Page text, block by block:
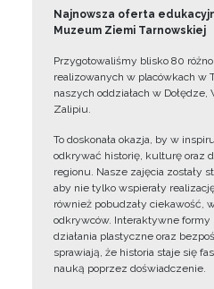
Najnowsza oferta
Muzeum Ziemi Tarnowskiej
Przygotowaliśmy blisko 80
realizowanych w placówkach w
naszych oddziałach w Dołędze,
Zalipiu.
To doskonała okazja, by w
odkrywać historię, kulturę oraz
regionu. Nasze zajęcia zostały
aby nie tylko wspierały
również pobudzały ciekawość,
odkrywców. Interaktywne formy
działania plastyczne oraz
sprawiają, że historia staje się
nauką poprzez doświadczenie.